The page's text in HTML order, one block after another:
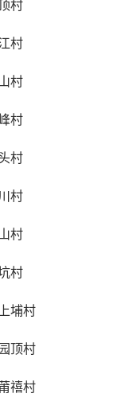
村
村
村
村
村
村
村
村
埔村
顶村
禧村